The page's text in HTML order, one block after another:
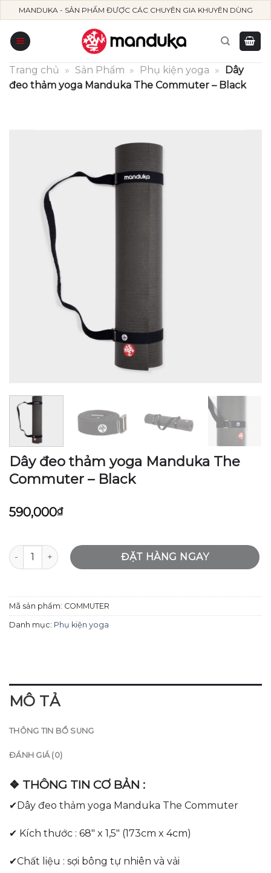
Skip
to
content
MANDUKA - SẢN PHẨM ĐƯỢC CÁC CHUYÊN GIA KHUYÊN DÙNG
Trang chủ » Sản Phẩm » Phụ kiện yoga »
Dây
đeo thảm yoga Manduka The Commuter – Black
Dây đeo thảm yoga Manduka The
Commuter – Black
590,000₫
Dây đeo thảm yoga Manduka The Commuter - Black số
ĐẶT HÀNG NGAY
Mã sản phẩm: COMMUTER
Danh mục: Phụ kiện yoga
MÔ TẢ
THÔNG TIN BỔ SUNG
ĐÁNH GIÁ (0)
❖ THÔNG TIN CƠ BẢN :
✔Dây đeo thảm yoga Manduka The Commuter
✔ Kích thước : 68″ x 1,5″ (173cm x 4cm)
✔Chất liệu : sợi bông tự nhiên và vải